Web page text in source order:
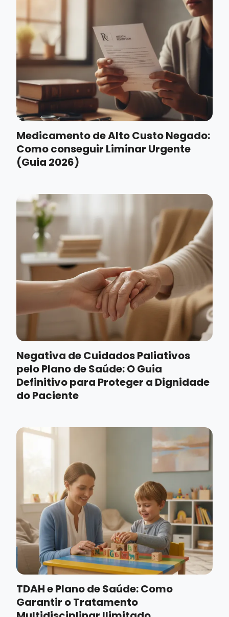
Medicamento de Alto Custo Negado:
Como conseguir Liminar Urgente
(Guia 2026)
Negativa de Cuidados Paliativos
pelo Plano de Saúde: O Guia
Definitivo para Proteger a Dignidade
do Paciente
TDAH e Plano de Saúde: Como
Garantir o Tratamento